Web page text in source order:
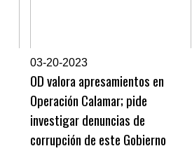
03-20-2023
OD valora apresamientos en
Operación Calamar; pide
investigar denuncias de
corrupción de este Gobierno